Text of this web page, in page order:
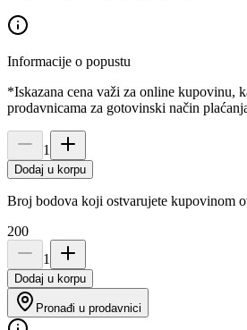
Informacije o popustu
*Iskazana cena važi za online kupovinu,
prodavnicama za gotovinski način
1
Dodaj u korpu
Broj bodova koji ostvarujete kupovinom
200
1
Dodaj u korpu
Pronađi u prodavnici